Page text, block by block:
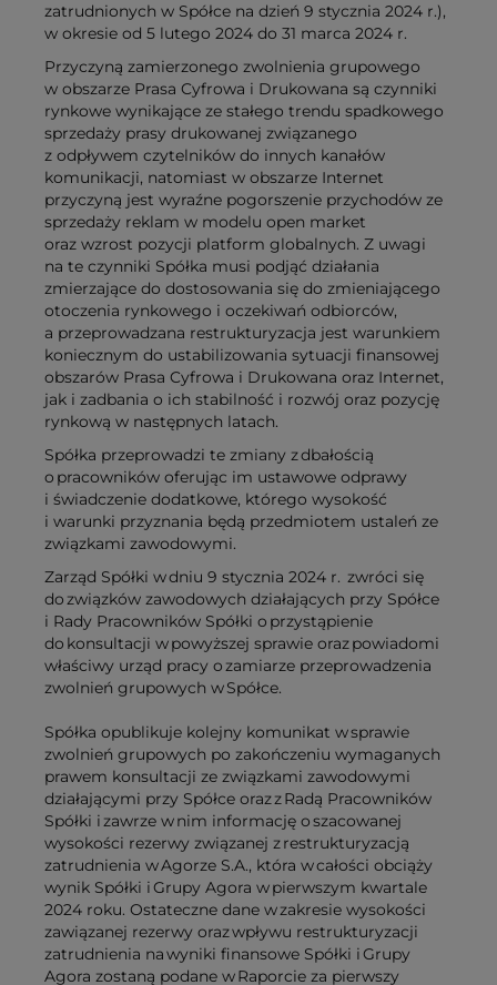
zatrudnionych w Spółce na dzień 9 stycznia 2024 r.),
w okresie od 5 lutego 2024 do 31 marca 2024 r.
Przyczyną zamierzonego zwolnienia grupowego
w obszarze Prasa Cyfrowa i Drukowana są czynniki
rynkowe wynikające ze stałego trendu spadkowego
sprzedaży prasy drukowanej związanego
z odpływem czytelników do innych kanałów
komunikacji, natomiast w obszarze Internet
przyczyną jest wyraźne pogorszenie przychodów ze
sprzedaży reklam w modelu open market
oraz wzrost pozycji platform globalnych. Z uwagi
na te czynniki Spółka musi podjąć działania
zmierzające do dostosowania się do zmieniającego
otoczenia rynkowego i oczekiwań odbiorców,
a przeprowadzana restrukturyzacja jest warunkiem
koniecznym do ustabilizowania sytuacji finansowej
obszarów Prasa Cyfrowa i Drukowana oraz Internet,
jak i zadbania o ich stabilność i rozwój oraz pozycję
rynkową w następnych latach.
Spółka przeprowadzi te zmiany z dbałością
o pracowników oferując im ustawowe odprawy
i świadczenie dodatkowe, którego wysokość
i warunki przyznania będą przedmiotem ustaleń ze
związkami zawodowymi.
Zarząd Spółki w dniu 9 stycznia 2024 r. zwróci się
do związków zawodowych działających przy Spółce
i Rady Pracowników Spółki o przystąpienie
do konsultacji w powyższej sprawie oraz powiadomi
właściwy urząd pracy o zamiarze przeprowadzenia
zwolnień grupowych w Spółce.
Spółka opublikuje kolejny komunikat w sprawie
zwolnień grupowych po zakończeniu wymaganych
prawem konsultacji ze związkami zawodowymi
działającymi przy Spółce oraz z Radą Pracowników
Spółki i zawrze w nim informację o szacowanej
wysokości rezerwy związanej z restrukturyzacją
zatrudnienia w Agorze S.A., która w całości obciąży
wynik Spółki i Grupy Agora w pierwszym kwartale
2024 roku. Ostateczne dane w zakresie wysokości
zawiązanej rezerwy oraz wpływu restrukturyzacji
zatrudnienia na wyniki finansowe Spółki i Grupy
Agora zostaną podane w Raporcie za pierwszy